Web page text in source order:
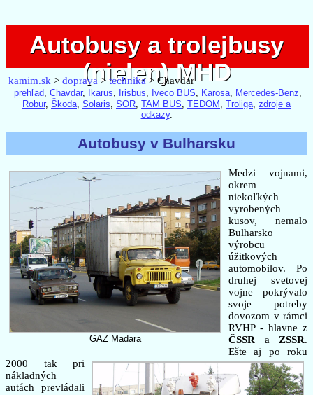
Autobusy a trolejbusy
(nielen) MHD
Autobusy a trolejbusy
(nielen) MHD
kamim.sk > doprava >technika> Chavdar
prehľad, Chavdar, Ikarus, Irisbus, Iveco BUS, Karosa, Mercedes-Benz,
Robur, Škoda, Solaris, SOR, TAM BUS, TEDOM , Troliga, zdroje a
odkazy.
Autobusy v Bulharsku
GAZ Madara
Medzi vojnami,
okrem
niekoľkých
vyrobených
kusov, nemalo
Bulharsko
výrobcu
úžitkových
automobilov. Po
druhej svetovej
vojne pokrývalo
svoje potreby
dovozom v rámci
RVHP - hlavne z
ČSSR a ZSSR.
Ešte aj po roku
2000 tak pri
nákladných
autách prevládali